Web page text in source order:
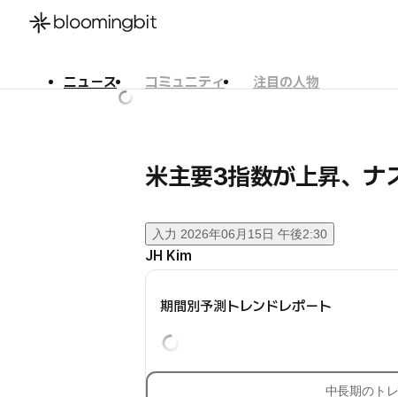
ニュース コミュニティ
注目の人物
米主要3指数が上昇、
入力 2026年06月15日 午後2:30
JH Kim
期間別予測トレンドレポート
中長期のト